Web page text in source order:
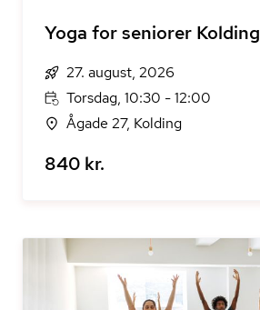
Yoga for seniorer Kolding
27. august, 2026
Torsdag, 10:30 - 12:00
Ågade 27, Kolding
840 kr.